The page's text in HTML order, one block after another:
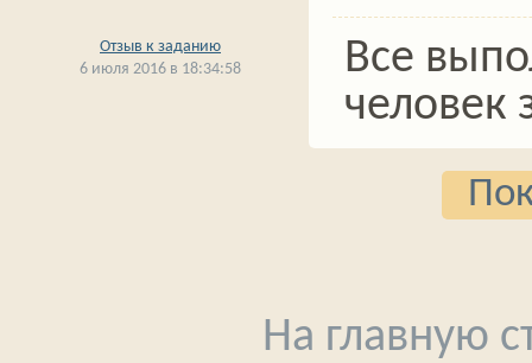
Отзыв к заданию
6 июля 2016 в 18:34:58
Все
человек
На главную